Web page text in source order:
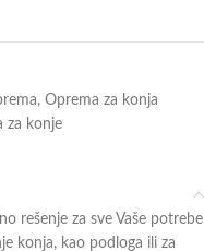
, Oprema za konja
za konje
rešenje za sve Vaše potrebe
konja, kao podloga ili za